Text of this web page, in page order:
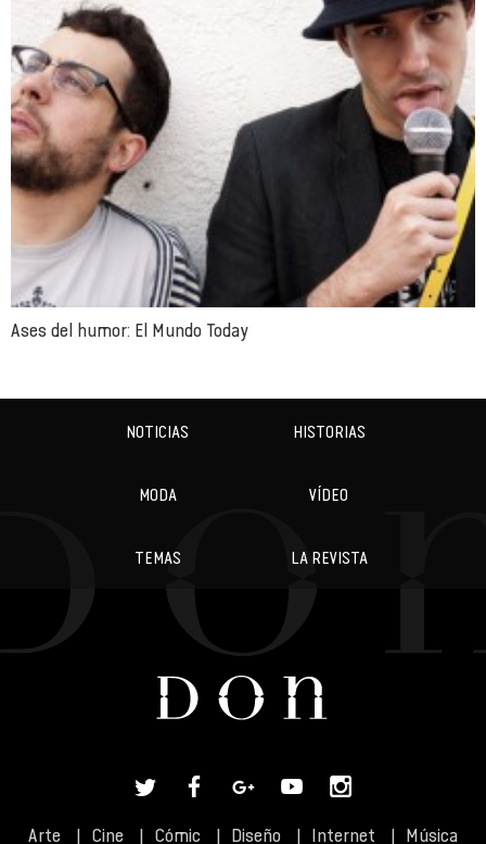
Ases del humor: El Mundo Today
NOTICIAS HISTORIAS
MODA VÍDEO
TEMAS LA REVISTA
Arte Cine Cómic Diseño Internet Música